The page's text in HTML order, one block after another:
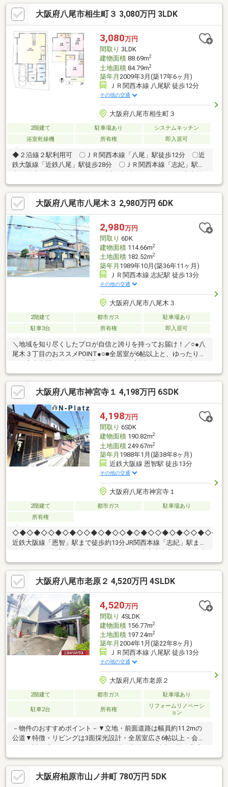
す☆■物件多数揃えております！是非店頭へお越し下さい♪■頭金
０円のフルローンが可能です♪■お客様のライフプランに沿った物
件をご提案させて頂きます☆■不動産購入や住宅ローンについて
お気軽にお問合せ下さい♪■ご来店の際は、店舗横に駐車スペース
４台分ございます♪■八尾市の【中古戸建】ならハウスフリーダム
八尾店 +o☆*.+o◇
大阪府八尾市相生町３ 3,080万円 3LDK
3,080万円
間取り 3LDK
建物面積88.69m2
土地面積84.79m2
築年月 2009年3月(築17年6ヶ月)
ＪＲ関西本線 八尾駅 徒歩12分
その他の交通
大阪府八尾市相生町３
2階建て 駐車場あり
システムキッチン
浴室乾燥機
所有権 即入居可
◆２沿線２駅利用可 〇ＪＲ関西本線「八尾」駅徒歩12分 〇近
鉄大阪線「近鉄八尾」駅徒歩28分 〇ＪＲ関西本線「志紀」駅徒
装リフォーム済み！◆北東角地！通風良好♪開放感！◆全居室6帖
以上◆リビングは広々20.2帖！リビングイン階段◆うれしい◎ロ
フト付き！◆各部屋、リビングにもクローゼットあり、収納豊富
です♪◆広々２面バルコニー♪屋根付きで雨の日も安心♪◆室外内
リフォーム済み（令和8年3月） 〇全室クロス貼替 〇コンロ・
洗濯パン交換 〇ハウスクリーニング済 〇外壁・バルコニー塗
装済 〇防蟻工事実施済
大阪府八尾市八尾木３ 2,980万円 6DK
2,980万円
間取り 6DK
建物面積114.66m2
土地面積182.52m2
築年月 1989年10月(築36年11ヶ月)
ＪＲ関西本線 志紀駅 徒歩13分
その他の交通
大阪府八尾市八尾木３
2階建て 都市ガス
駐車場あり
駐車3台
所有権 即入居可
＼地域を知り尽くしたプロが自信と誇りを持ってお届け！／○●八
尾木３丁目のおススメPOINT●○■全居室が6帖以上と、ゆったりと
した室内空間を確保した間取りです。■L字型キッチンで、ダイニ
ングスペースを広く有効に活用できます。■南に広がるバルコニ
ーが、室内に自然光と爽やかな風通しを運びます。■6DKとお部屋
数が多く、ご家族それぞれで過ごす時間を大切にできる間取りで
す。■徒歩圏にお買物施設が多数そろう、便利な住環境♪ サンデ
ィ八尾木店：徒歩10分 セブンイレブン八尾八尾木東3丁目店：
徒歩7分 スーパードラッグシグマ八尾高美店：徒歩7分 アクロ
スプラザ八尾：徒歩14分 …他多数！
大阪府八尾市神宮寺１ 4,198万円 6SDK
4,198万円
間取り 6SDK
建物面積190.82m2
土地面積249.67m2
築年月 1988年1月(築38年8ヶ月)
近鉄大阪線 恩智駅 徒歩13分
その他の交通
大阪府八尾市神宮寺１
2階建て 都市ガス
駐車場あり
所有権
近鉄大阪線「恩智」駅まで徒歩約13分JR関西本線「志紀」駅まで
約21分■周辺施設ニューヤマザキデイリーストア 八尾神宮寺店ま
で約490ｍ万代 八尾曙川店まで約620ｍACROSS PLAZA(アクロス
プラザ)八尾まで約640ｍ柏原市役所まで約2810ｍ神宮寺四丁目公
園まで約740ｍ◎見学カレンダーから予約できます◎赤い見学ボ
タンをクリック♪お電話でのお問い合わせもお待ちして おりま
す！
大阪府八尾市老原２ 4,520万円 4SLDK
4,520万円
間取り 4SLDK
建物面積156.77m2
土地面積197.24m2
築年月 2004年1月(築22年8ヶ月)
ＪＲ関西本線 八尾駅 徒歩13分
その他の交通
大阪府八尾市老原２
2階建て 都市ガス 駐車場あり
駐車2台 所有権
リフォームリノベーシ
ョン
－物件のおすすめポイント－▼立地・前面道路は幅員約11.2mの
公道▼特徴・リビングは3面採光設計・全居室広さ6帖以上・会話
約8.0帖・2階にキッチンやシャワールーム有、2世帯住宅としても
利用可能・バルコニー2ヶ所設置・駐車2台可能(車種による)▼内
外装リフォーム履歴【2021年10月】外壁・屋根塗装【2024年9
大阪府柏原市山ノ井町 780万円 5DK